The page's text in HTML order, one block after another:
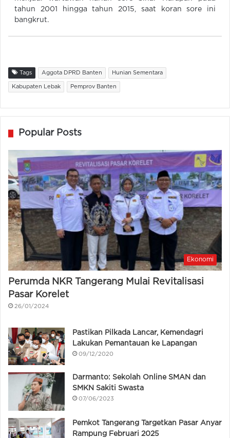
tahun 2001 hingga tahun 2015, saat koran sore ini
bangkrut.
Tags Aggota DPRD Banten Hunian Sementara
Kabupaten Lebak Pemprov Banten
Popular Posts
Ekonomi
Perumda NKR Tangerang Mulai Revitalisasi
Pasar Korelet
26/01/2024
Pastikan Pilkada Lancar, Kemendagri
Lakukan Pemantauan ke Lapangan
09/12/2020
Darmanto: Sekolah Online SMAN dan
SMKN Sakiti Swasta
07/06/2023
Pemkot Tangerang Targetkan Pasar Anyar
Rampung Februari 2025